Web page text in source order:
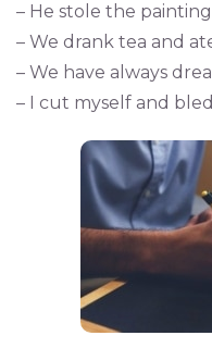
– He stole the
– We drank tea and
– We have always
– I cut myself and